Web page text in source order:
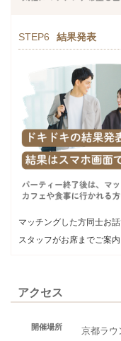
STEP6 結果発表
マッチングした方同士お
スタッフがお席までご案内
アクセス
開催場所
京都ラウ